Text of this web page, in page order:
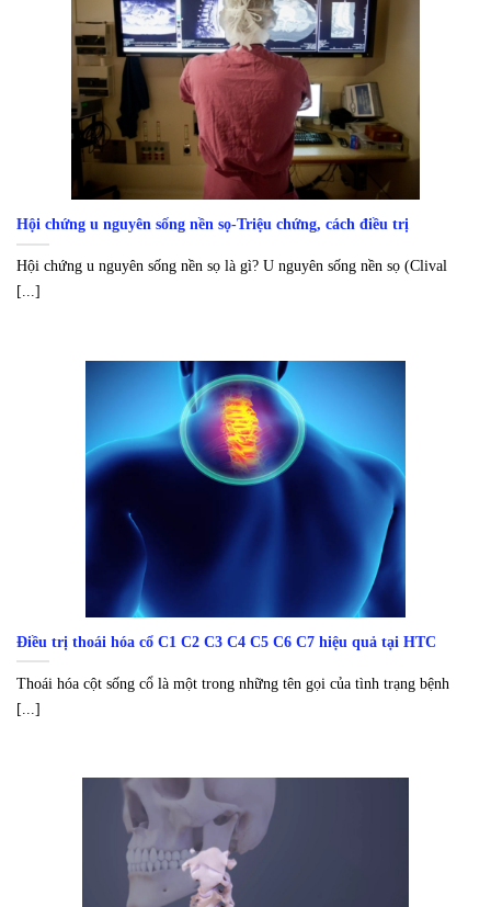
Hội chứng u nguyên sống nền sọ-Triệu chứng, cách điều trị
Hội chứng u nguyên sống nền sọ là gì? U nguyên sống nền sọ (Clival
[...]
Điều trị thoái hóa cổ C1 C2 C3 C4 C5 C6 C7 hiệu quả tại HTC
Thoái hóa cột sống cổ là một trong những tên gọi của tình trạng bệnh
[...]